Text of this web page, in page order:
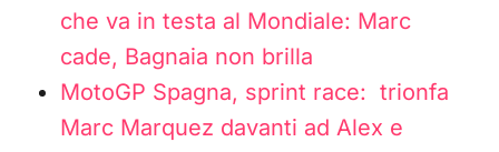
che va in testa al Mondiale: Marc
cade, Bagnaia non brilla
MotoGP Spagna, sprint race: trionfa
Marc Marquez davanti ad Alex e